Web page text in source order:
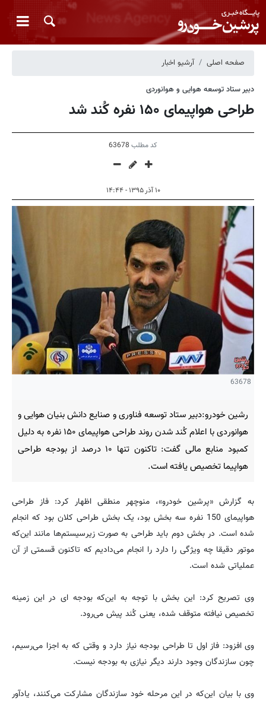
صفحه اصلی آرشیو اخبار
دبیر ستاد توسعه هوایی و هوانوردی
طراحی هواپیمای ۱۵۰ نفره کُند شد
کد مطلب 63678
۱۰ آذر ۱۳۹۵ - ۱۴:۴۴
63678
رشین خودرو:دبیر ستاد توسعه فناوری و صنایع دانش بنیان هوایی و
هوانوردی با اعلام کُند شدن روند طراحی هواپیمای ۱۵۰ نفره به دلیل
کمبود منابع مالی گفت: تاکنون تنها ۱۰ درصد از بودجه طراحی
هواپیما تخصیص یافته است.
به گزارش «پرشین خودرو»، منوچهر منطقی اظهار کرد: فاز طراحی
هواپیمای 150 نفره سه بخش بود، یک بخش طراحی کلان بود که انجام
شده است. در بخش دوم باید طراحی به صورت زیرسیستم‌ها مانند این‌که
موتور دقیقا چه ویژگی را دارد را انجام می‌دادیم که تاکنون قسمتی از آن
عملیاتی شده است.
وی تصریح کرد:‌ این بخش با توجه به این‌‌که بودجه ای در این زمینه
تخصیص نیافته متوقف شده، یعنی کُند پیش می‌رود.
وی افزود:‌ فاز اول تا طراحی بودجه نیاز دارد و وقتی که به اجزا می‌رسیم،
چون سازندگان وجود دارند دیگر نیازی به بودجه نیست.
وی با بیان این‌که در این مرحله خود سازندگان مشارکت می‌کنند، یادآور